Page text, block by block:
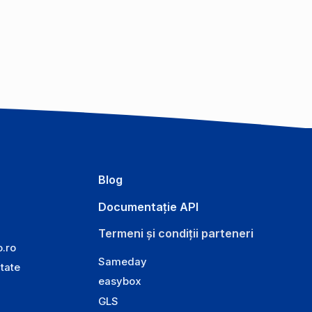
Blog
Documentație API
Termeni și condiții parteneri
Sameday
easybox
GLS